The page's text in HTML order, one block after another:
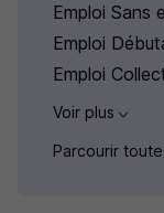
Emploi Sans
Emploi
Emploi
Voir plus
Parcourir